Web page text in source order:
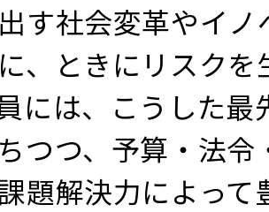
す社会変革やイノ
、ときにリスクを
には、こうした最
つつ、予算・法令
題解決力によって